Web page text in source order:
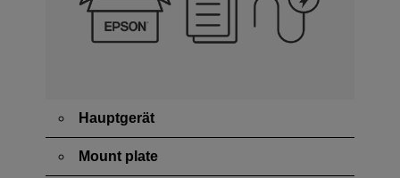
Hauptgerät
Mount plate